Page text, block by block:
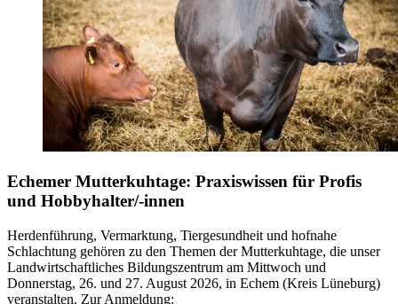
Echemer Mutterkuhtage: Praxiswissen für Profis
und Hobbyhalter/-innen
Herdenführung, Vermarktung, Tiergesundheit und hofnahe
Schlachtung gehören zu den Themen der Mutterkuhtage, die unser
Landwirtschaftliches Bildungszentrum am Mittwoch und
Donnerstag, 26. und 27. August 2026, in Echem (Kreis Lüneburg)
veranstalten. Zur Anmeldung: